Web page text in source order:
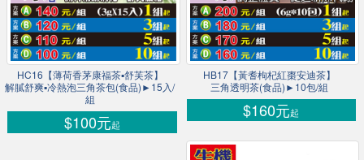
HC16【薄荷香茅康福茶▪舒芙茶】
解膩舒爽▪冷熱泡三角茶包(食品)►15入/
組
$100元起
HB17【黃耆枸杞紅棗安迪茶】
三角透明茶(食品)►10包/組
$160元起